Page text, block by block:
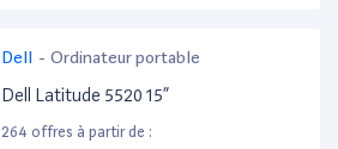
Dell - Ordinateur portable
Dell Latitude 5520 15”
264 offres à partir de :